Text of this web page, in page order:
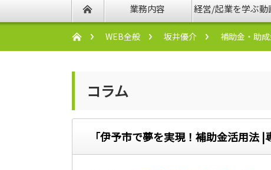
業務内容 経営/起業を学ぶ動
WEB全般 坂井優介 補助金・助
コラム
「伊予市で夢を実現！補助金活用法 |